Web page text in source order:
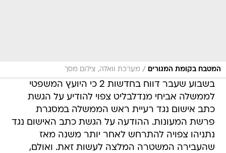
המטבח בקומת המגורים / מערכת וואלה, צילום מסך
בשבוע שעבר דווח בחדשות 2 כי היועץ המשפטי
לממשלה אביחי מנדלבליט צפוי להודיע על הגשת
כתב אישום נגד רעיית ראש הממשלה במסגרת
פרשת המעונות. ההודעה על הגשת כתב האישום נגד
נתניהו צפויה להתרחש לאחר יותר משנה מאז
שהעבירה המשטרה המלצה לעשות זאת. ואולם,